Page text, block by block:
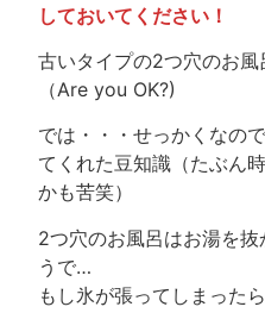
しておいてください！
古いタイプの2つ穴のお風
（Are you OK?)
では・・・せっかくなの
てくれた豆知識（たぶん
かも苦笑）
2つ穴のお風呂はお湯を
うで…
もし氷が張ってしまった